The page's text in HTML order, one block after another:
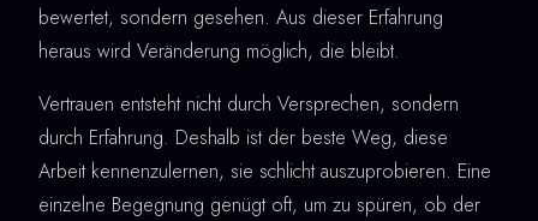
bewertet, sondern gesehen. Aus dieser Erfahrung
heraus wird Veränderung möglich, die bleibt.
Vertrauen entsteht nicht durch Versprechen, sondern
durch Erfahrung. Deshalb ist der beste Weg, diese
Arbeit kennenzulernen, sie schlicht auszuprobieren. Eine
einzelne Begegnung genügt oft, um zu spüren, ob der